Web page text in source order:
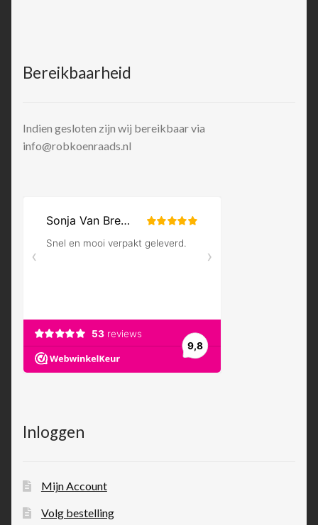
Bereikbaarheid
Indien gesloten zijn wij bereikbaar via
info@robkoenraads.nl
Inloggen
Mijn Account
Volg bestelling